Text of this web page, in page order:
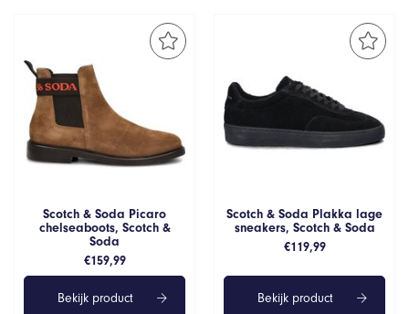
Scotch & Soda Picaro
chelseaboots, Scotch &
Soda
€159,99
Bekijk product
Scotch & Soda Plakka lage
sneakers, Scotch & Soda
€119,99
Bekijk product